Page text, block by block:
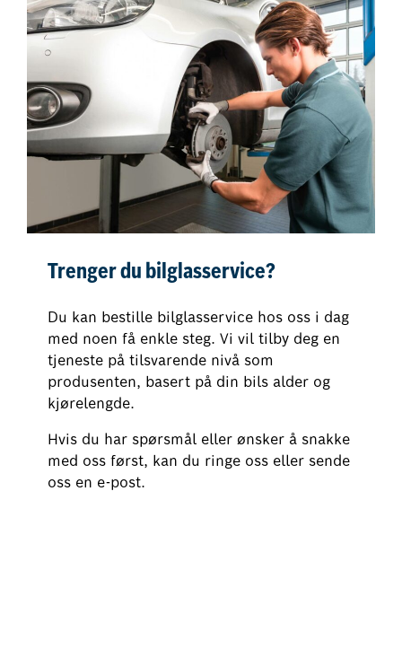
Trenger du bilglasservice?
Du kan bestille bilglasservice hos oss i dag
med noen få enkle steg. Vi vil tilby deg en
tjeneste på tilsvarende nivå som
produsenten, basert på din bils alder og
kjørelengde.
Hvis du har spørsmål eller ønsker å snakke
med oss først, kan du ringe oss eller sende
oss en e-post.